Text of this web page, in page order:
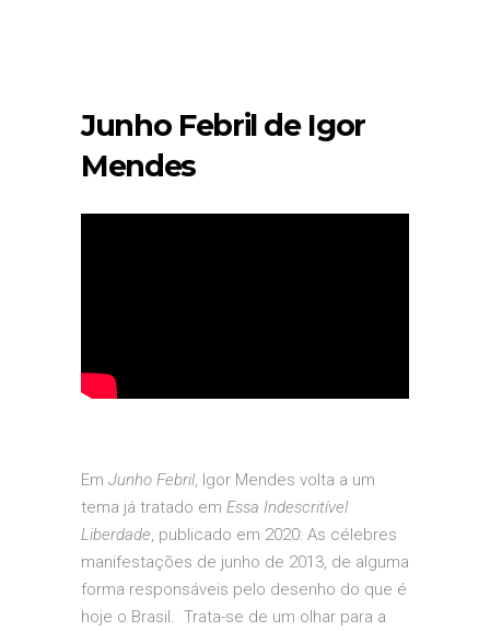
Junho Febril de Igor
Mendes
Em Junho Febril, Igor Mendes volta a um
tema já tratado em Essa Indescritível
Liberdade, publicado em 2020: As célebres
manifestações de junho de 2013, de alguma
forma responsáveis pelo desenho do que é
hoje o Brasil. Trata-se de um olhar para a